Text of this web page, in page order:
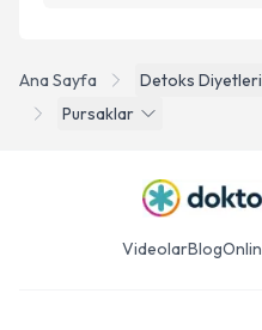
Ana Sayfa Detoks Diyetleri
Pursaklar
VideolarBlog